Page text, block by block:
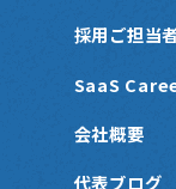
採用ご担当
SaaS
会社概要
代表ブログ